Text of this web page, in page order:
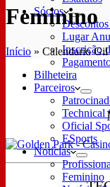
Sócios
Lugar
Inscrição
Bilheteira
Parceiros
Technical
Oficial
ESports
Notícias
Feminino
Feminino
Início » Calendario